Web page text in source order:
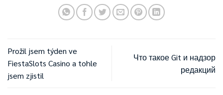
Prožil jsem týden ve
FiestaSlots Casino a tohle
jsem zjistil
Что такое Git и надзор
редакций